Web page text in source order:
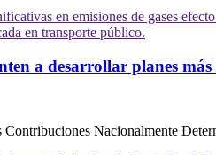
a desarrollar planes
Contribuciones Nacionalmente